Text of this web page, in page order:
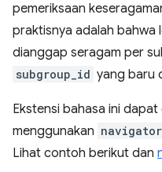
pemeriksaan
praktisnya adalah bahwa
dianggap seragam per
subgroup_id yang baru
Ekstensi bahasa ini
menggunakan
Lihat contoh berikut dan